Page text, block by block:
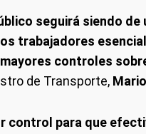
seguirá siendo de
trabajadores
controles
de Transporte,
control para que